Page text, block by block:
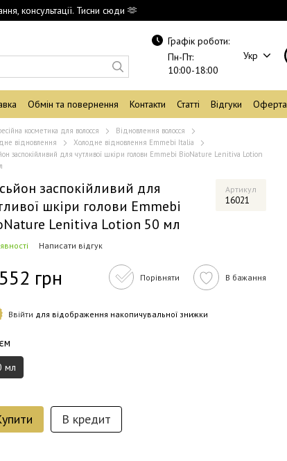
консультації. Тисни сюди 🫶
Графік роботи:
Пн-Пт:
10:00-18:00
Укр
Обмін та повернення Контакти Статті Відгуки Оферта
косметика для волосся
Відновлення волосся
відновлення
Холодне відновлення Emmebi Italia
заспокійливий для чутливої шкіри голови Emmebi BioNature Lenitiva Lotion
заспокійливий для
шкіри голови Emmebi
Lenitiva Lotion 50 мл
Артикул
16021
Написати відгук
грн Порівняти В бажання
Ввійти для відображення накопичувальної знижки
мл
В кредит